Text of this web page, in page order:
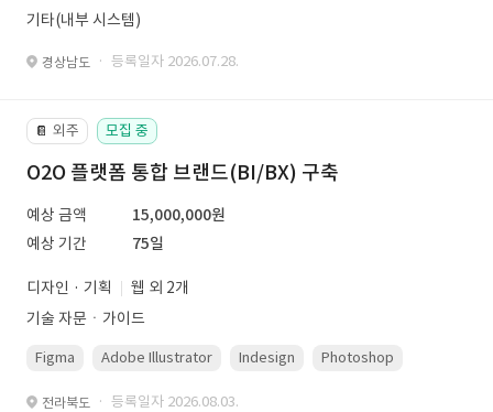
기타(내부 시스템)
경상남도 · 등록일자 2026.07.28.
📔 외주 모집 중
O2O 플랫폼 통합 브랜드(BI/BX) 구축
예상 금액
15,000,000원
예상 기간
75일
디자인 · 기획
웹 외 2개
기술 자문ㆍ가이드
Figma Adobe Illustrator Indesign Photoshop
전라북도 · 등록일자 2026.08.03.